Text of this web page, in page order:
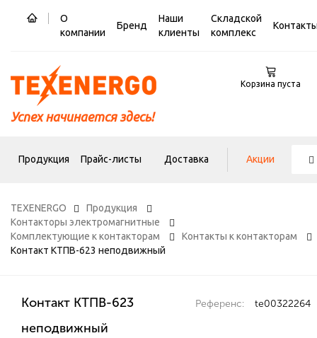
О
компании
Бренд
Наши
клиенты
Складской
комплекс
Успех начинается здесь!
Корзина пуста
Продукция Прайс-листы Доставка Акции
TEXENERGO
Продукция
Контакторы электромагнитные
Комплектующие к контакторам
Контакты к контакторам
Контакт КТПВ-623 неподвижный
Контакт КТПВ-623
неподвижный
Референс: te00322264